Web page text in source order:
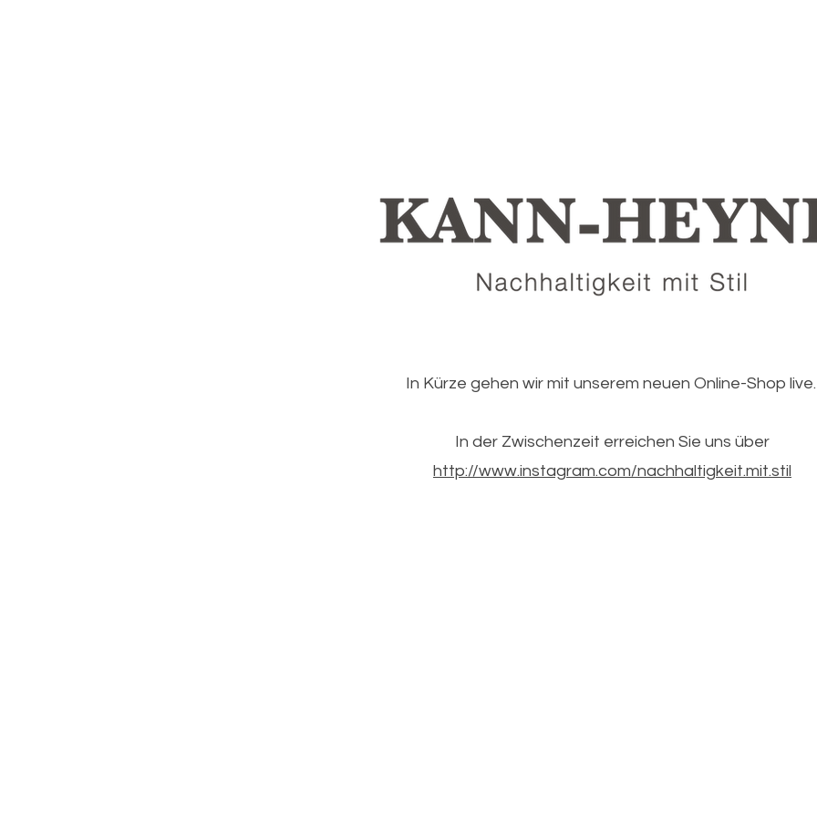
In Kürze gehen wir mit unserem neuen Online-Shop
In der Zwischenzeit erreichen Sie uns über
http://www.instagram.com/nachhaltigkeit.mit.stil